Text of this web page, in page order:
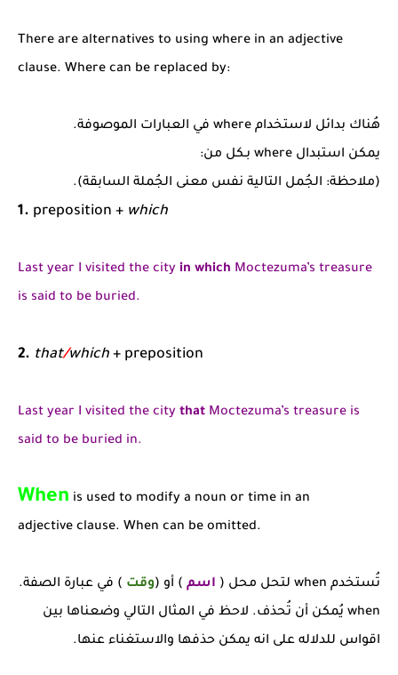
There are alternatives to using where in an adjective
clause. Where can be replaced by:
هُناك بدائل لاستخدام where في العبارات الموصوفة.
يمكن استبدال where بـكل من:
(ملاحظة: الجُمل التالية نفس معنى الجُملة السابقة).
1. preposition + which
Last year I visited the city in which Moctezuma’s treasure
is said to be buried.
2. that/which + preposition
Last year I visited the city that Moctezuma’s treasure is
said to be buried in.
When is used to modify a noun or time in an
adjective clause. When can be omitted.
تُستخدم when لتحل محل ( اسم ) أو (وقت ) في عبارة الصفة.
when يُمكن أن تُحذف. لاحظ في المثال التالي وضعناها بين
اقواس للدلاله على انه يمكن حذفها والاستغناء عنها.